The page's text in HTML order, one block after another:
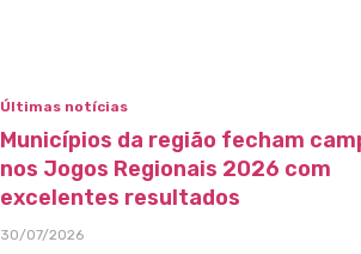
Últimas notícias
Municípios da região fecham
nos Jogos Regionais 2026 com
excelentes resultados
30/07/2026